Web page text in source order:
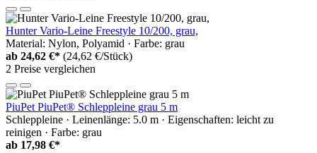
Hunter Vario-Leine Freestyle 10/200, grau,
Material: Nylon, Polyamid · Farbe: grau
ab 24,62 €* (24,62 €/Stück)
2 Preise vergleichen
PiuPet PiuPet® Schleppleine grau 5 m
Schleppleine · Leinenlänge: 5.0 m · Eigenschaften: leicht zu
reinigen · Farbe: grau
ab 17,98 €*